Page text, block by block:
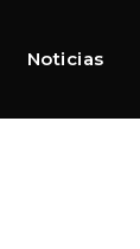
Noticias